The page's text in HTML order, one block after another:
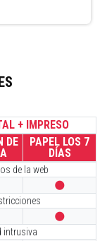
+ IMPRESO
DE
PAPEL LOS 7
DÍAS
de la web


intrusiva